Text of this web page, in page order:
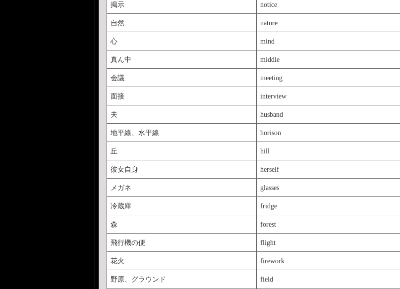
掲示 notice
自然 nature
心 mind
真ん中 middle
会議 meeting
面接 interview
夫 husband
地平線、水平線 horison
丘 hill
彼女自身 herself
メガネ glasses
冷蔵庫 fridge
森 forest
飛行機の便 flight
花火 firework
野原、グラウンド field